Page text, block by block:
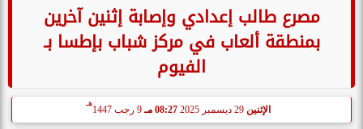
مصرع طالب إعدادي وإصابة إثنين آخرين
بمنطقة ألعاب في مركز شباب بإطسا بـ
الفيوم
الإثنين 08:27 مـ 9 رجب 1447
هـ